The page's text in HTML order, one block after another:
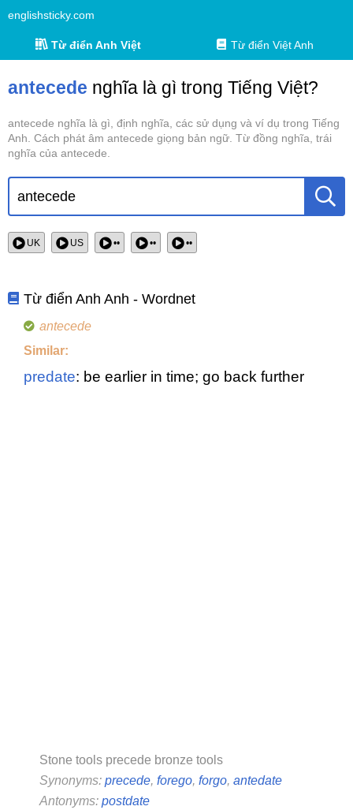
englishsticky.com
Từ điển Anh Việt Từ điển Việt Anh
antecede nghĩa là gì trong Tiếng Việt?
antecede nghĩa là gì, định nghĩa, các sử dụng và ví dụ trong Tiếng
Anh. Cách phát âm antecede giọng bản ngữ. Từ đồng nghĩa, trái
nghĩa của antecede.
UK US •• •• ••
Từ điển Anh Anh - Wordnet
antecede
Similar:
predate: be earlier in time; go back further
Stone tools precede bronze tools
Synonyms: precede, forego, forgo, antedate
Antonyms: postdate